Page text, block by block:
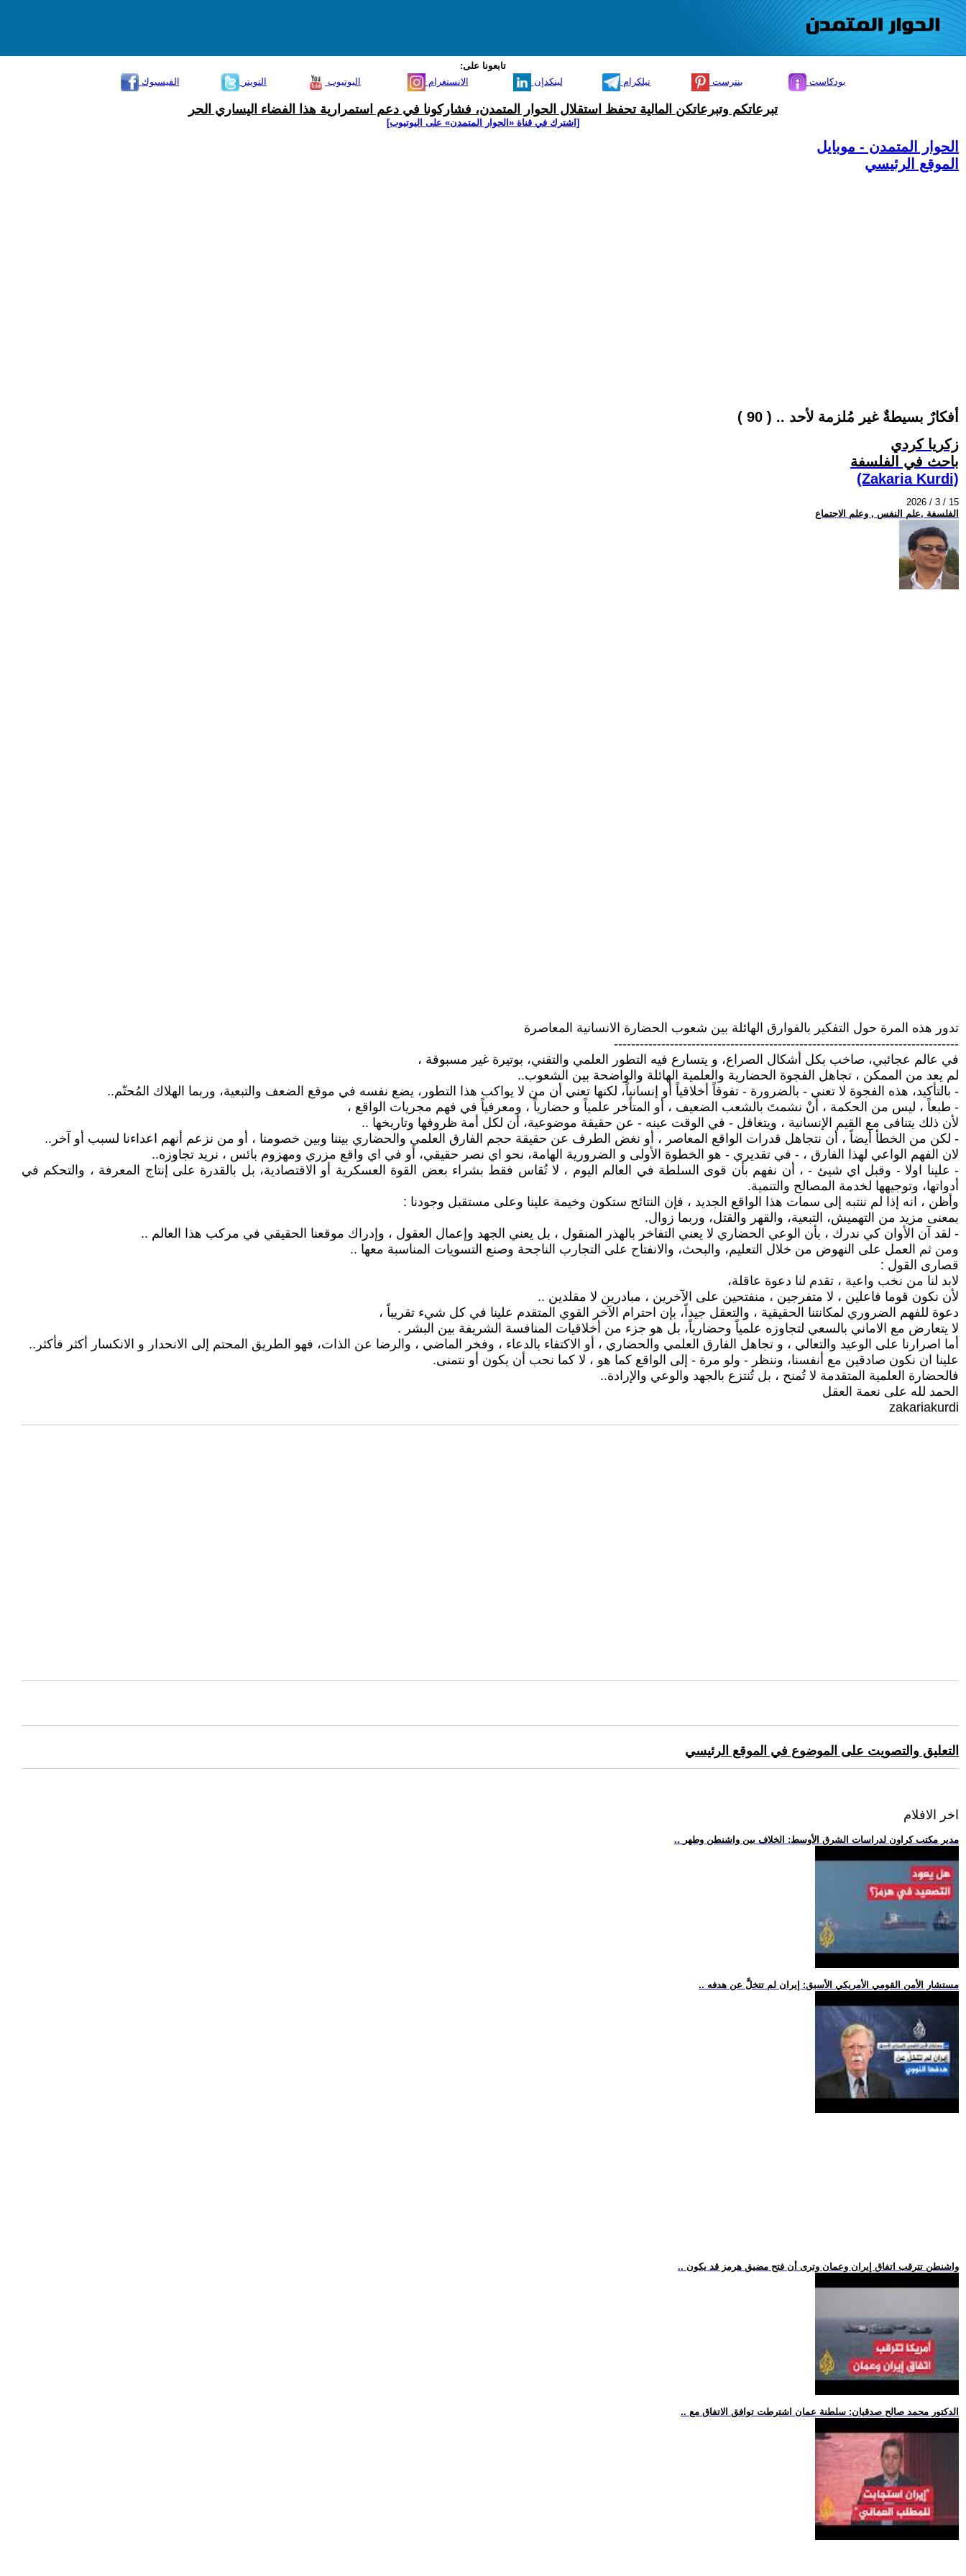
تابعونا على:
الفيسبوك
التويتر اليوتيوب الانستغرام لينكدإن تيلكرام بنترست بودكاست
تبرعاتكم وتبرعاتكن المالية تحفظ استقلال الحوار المتمدن، فشاركونا في دعم استمرارية هذا الفضاء اليساري الحر
[اشترك في قناة ‫«الحوار المتمدن» على اليوتيوب]
الحوار المتمدن - موبايل
الموقع الرئيسي
أفكارٌ بسيطةٌ غير مُلزمة لأحد .. ( 90 )
زكريا كردي
باحث في الفلسفة
(Zakaria Kurdi)
2026 / 3 / 15
الفلسفة ,علم النفس , وعلم الاجتماع
تدور هذه المرة حول التفكير بالفوارق الهائلة بين شعوب الحضارة الانسانية المعاصرة
--------------------------------------------------------------------------------
في عالم عجائبي، صاخب بكل أشكال الصراع، و يتسارع فيه التطور العلمي والتقني، بوتيرة غير مسبوقة ،
لم يعد من الممكن ، تجاهل الفجوة الحضارية والعلمية الهائلة والواضحة بين الشعوب..
- بالتأكيد، هذه الفجوة لا تعني - بالضرورة - تفوقاً أخلاقياً أو إنسانياً، لكنها تعني أن من لا يواكب هذا التطور، يضع نفسه في موقع الضعف والتبعية، وربما الهلاك المُحتّم..
- طبعاً ، ليس من الحكمة ، أنْ نشمتَ بالشعب الضعيف ، أو المتأخر علمياً و حضارياً ، ومعرفياً في فهم مجريات الواقع ،
لأن ذلك يتنافى مع القيم الإنسانية ، ويتغافل - في الوقت عينه - عن حقيقة موضوعية، أن لكل أمة ظروفها وتاريخها ..
- لكن من الخطأ أيضاً ، أن نتجاهل قدرات الواقع المعاصر ، أو نغض الطرف عن حقيقة حجم الفارق العلمي والحضاري بيننا وبين خصومنا ، أو من نزعم أنهم اعداءنا لسبب أو آخر..
لان الفهم الواعي لهذا الفارق ، - في تقديري - هو الخطوة الأولى و الضرورية الهامة، نحو اي نصر حقيقي، أو في اي واقع مزري ومهزوم بائس ، نريد تجاوزه..
- علينا اولا - وقبل اي شيئ - ، أن نفهم بأن قوى السلطة في العالم اليوم ، لا تُقاس فقط بشراء بعض القوة العسكرية أو الاقتصادية، بل بالقدرة على إنتاج المعرفة ، والتحكم في
أدواتها، وتوجيهها لخدمة المصالح والتنمية.
وأظن ، انه إذا لم ننتبه إلى سمات هذا الواقع الجديد ، فإن النتائج ستكون وخيمة علينا وعلى مستقبل وجودنا :
بمعنى مزيد من التهميش، التبعية، والقهر والقتل، وربما زوال.
- لقد آن الأوان كي ندرك ، بأن الوعي الحضاري لا يعني التفاخر بالهذر المنقول ، بل يعني الجهد وإعمال العقول ، وإدراك موقعنا الحقيقي في مركب هذا العالم ..
ومن ثم العمل على النهوض من خلال التعليم، والبحث، والانفتاح على التجارب الناجحة وصنع التسويات المناسبة معها ..
قصارى القول :
لابد لنا من نخب واعية ، تقدم لنا دعوة عاقلة،
لأن نكون قوما فاعلين ، لا متفرجين ، منفتحين على الآخرين ، مبادرين لا مقلدين ..
دعوة للفهم الضروري لمكانتنا الحقيقية ، والتعقل جيداً، بإن احترام الآخر القوي المتقدم علينا في كل شيء تقريباً ،
لا يتعارض مع الاماني بالسعي لتجاوزه علمياً وحضارياً، بل هو جزء من أخلاقيات المنافسة الشريفة بين البشر .
أما اصرارنا على الوعيد والتعالي ، و تجاهل الفارق العلمي والحضاري ، أو الاكتفاء بالدعاء ، وفخر الماضي ، والرضا عن الذات، فهو الطريق المحتم إلى الانحدار و الانكسار أكثر فأكثر..
علينا ان نكون صادقين مع أنفسنا، وننظر - ولو مرة - إلى الواقع كما هو ، لا كما نحب أن يكون أو نتمنى.
فالحضارة العلمية المتقدمة لا تُمنح ، بل تُنتزع بالجهد والوعي والإرادة..
الحمد لله على نعمة العقل
zakariakurdi
التعليق والتصويت على الموضوع في الموقع الرئيسي
اخر الافلام
.. مدير مكتب كراون لدراسات الشرق الأوسط: الخلاف بين واشنطن وطهر
.. مستشار الأمن القومي الأمريكي الأسبق: إيران لم تتخلَّ عن هدفه
.. واشنطن تترقب اتفاق إيران وعمان وترى أن فتح مضيق هرمز قد يكون
.. الدكتور محمد صالح صدقيان: سلطنة عمان اشترطت توافق الاتفاق مع